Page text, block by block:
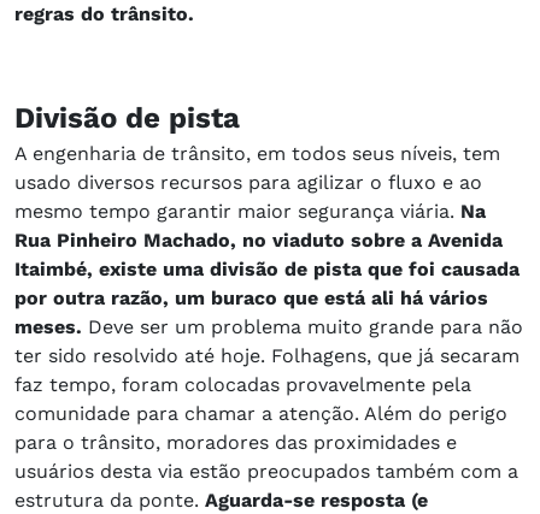
regras do trânsito.
Divisão de pista
A engenharia de trânsito, em todos seus níveis, tem
usado diversos recursos para agilizar o fluxo e ao
mesmo tempo garantir maior segurança viária. Na
Rua Pinheiro Machado, no viaduto sobre a Avenida
Itaimbé, existe uma divisão de pista que foi causada
por outra razão, um buraco que está ali há vários
meses. Deve ser um problema muito grande para não
ter sido resolvido até hoje. Folhagens, que já secaram
faz tempo, foram colocadas provavelmente pela
comunidade para chamar a atenção. Além do perigo
para o trânsito, moradores das proximidades e
usuários desta via estão preocupados também com a
estrutura da ponte. Aguarda-se resposta (e